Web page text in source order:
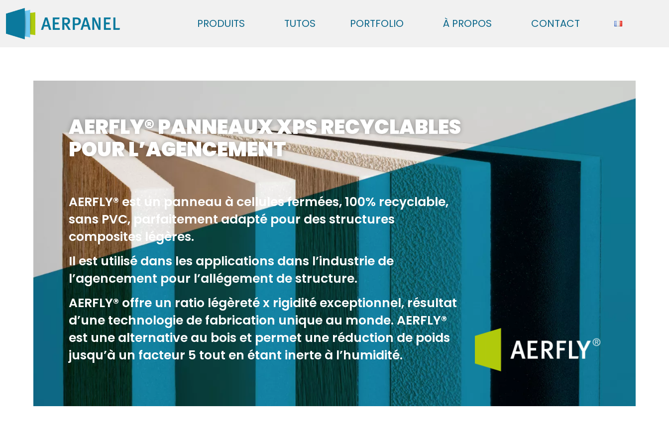
PRODUITS TUTOS PORTFOLIO À PROPOS CONTACT
AERFLY® PANNEAUX XPS RECYCLABLES
POUR L’AGENCEMENT
AERFLY® est un panneau à cellules fermées, 100% recyclable,
sans PVC, parfaitement adapté pour des structures
composites légères.
Il est utilisé dans les applications dans l’industrie de
l’agencement pour l’allégement de structure.
AERFLY® offre un ratio légèreté x rigidité exceptionnel, résultat
d’une technologie de fabrication unique au monde. AERFLY®
est une alternative au bois et permet une réduction de poids
jusqu’à un facteur 5 tout en étant inerte à l’humidité.